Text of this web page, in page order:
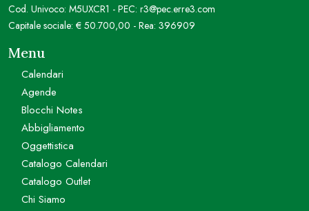
Cod. Univoco: M5UXCR1 - PEC: r3@pec.erre3.com
Capitale sociale: € 50.700,00 - Rea: 396909
Menu
Calendari
Agende
Blocchi Notes
Abbigliamento
Oggettistica
Catalogo Calendari
Catalogo Outlet
Chi Siamo